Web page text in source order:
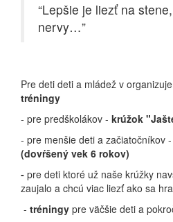
“Lepšie je liezť na
nervy…”
Pre deti deti a mládež v
tréningy
- pre predškolákov - krúžok
- pre menšie deti a začiatočníkov -
(dovŕšený vek 6 rokov)
- pre deti ktoré už naše krúžky
zaujalo a chcú viac liezť ako sa
- tréningy pre väčšie deti a